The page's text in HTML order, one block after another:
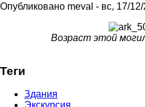
Опубликовано meval - вс, 17/
Возраст этой
Теги
Здания